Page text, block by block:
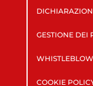
GESTIONE DEI
COOKIE